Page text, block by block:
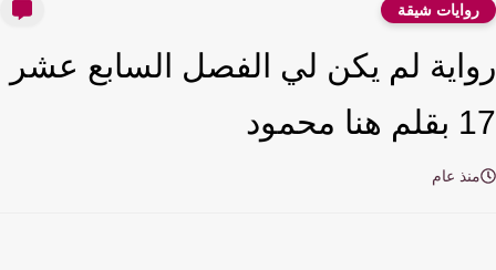
شيقة
لم يكن لي الفصل السابع عشر
عام